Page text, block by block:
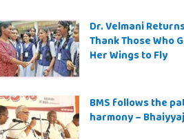
Dr. Velmani
Thank Those Who
Her Wings to Fly
BMS follows the
harmony –